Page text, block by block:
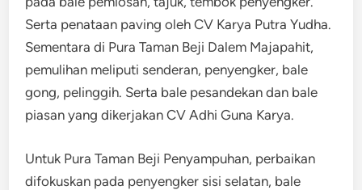
Serta penataan paving oleh CV Karya Putra Yudha.
Sementara di Pura Taman Beji Dalem Majapahit,
pemulihan meliputi senderan, penyengker, bale
gong, pelinggih. Serta bale pesandekan dan bale
piasan yang dikerjakan CV Adhi Guna Karya.
Untuk Pura Taman Beji Penyampuhan, perbaikan
difokuskan pada penyengker sisi selatan, bale